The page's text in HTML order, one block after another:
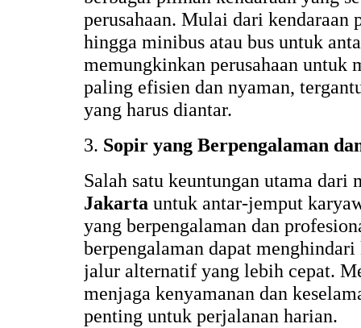
perusahaan. Mulai dari
hingga minibus atau bus untuk
memungkinkan perusahaan untuk
paling efisien dan nyaman,
yang harus diantar.
3. Sopir yang Berpengalaman
Salah satu keuntungan utama dari
Jakarta untuk antar-jemput
yang berpengalaman dan
berpengalaman dapat
jalur alternatif yang lebih cepat.
menjaga kenyamanan dan
penting untuk perjalanan harian.